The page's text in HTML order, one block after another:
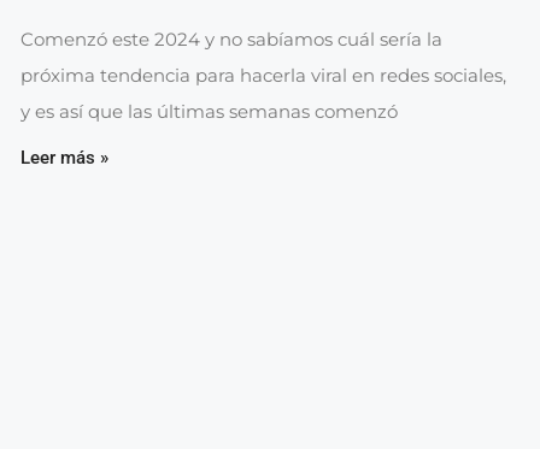
Comenzó este 2024 y no sabíamos cuál sería la
próxima tendencia para hacerla viral en redes sociales,
y es así que las últimas semanas comenzó
Leer más »